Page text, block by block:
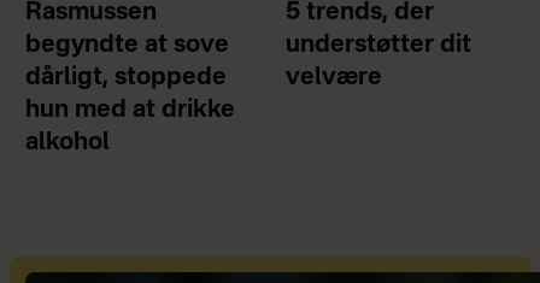
Rasmussen
begyndte at sove
dårligt, stoppede
hun med at drikke
alkohol
5 trends, der
understøtter dit
velvære